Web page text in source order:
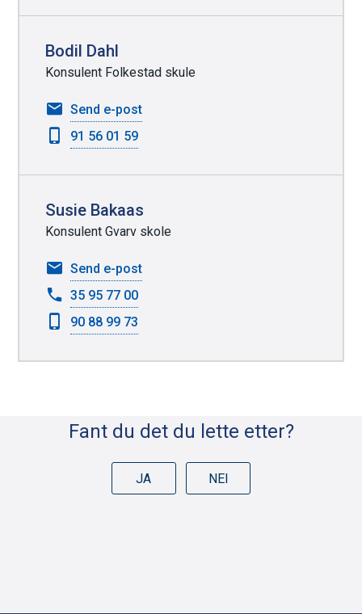
Bodil Dahl
Konsulent Folkestad skule
Send e-posttil
Bodil
91 56 01 59
Susie Bakaas
Konsulent Gvarv skole
Send e-posttil
Susie
35 95 77 00
90 88 99 73
Fant du det du lette etter?
JA NEI